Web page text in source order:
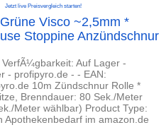
Jetzt live Preisvergleich starten!
Visco ~2,5mm *
Stoppine Anzündschnur
Auf Lager -
- profipyro.de - - EAN:
10m Zündschnur Rolle *
Brenndauer: 80 Sek./Meter
Meter wählbar) Product Type:
Apothekenbedarf im amazon.de